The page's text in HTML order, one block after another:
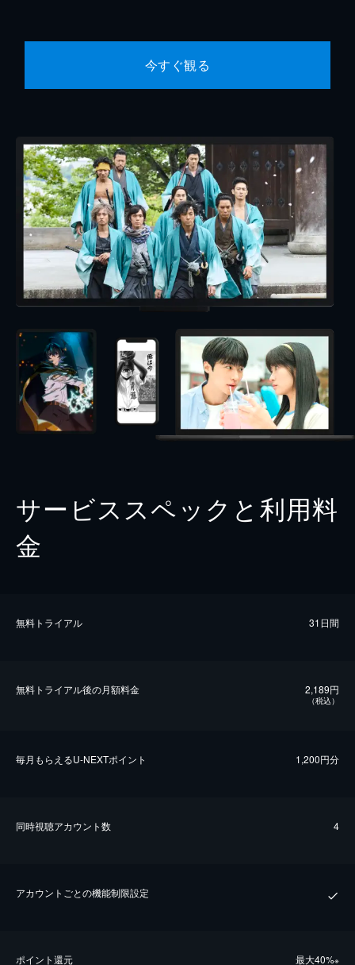
今すぐ観る
サービススペックと利用料
金
無料トライアル 31日間
無料トライアル後の⽉額料金 2,189円
（税込）
毎⽉もらえるU-NEXTポイント 1,200円分
同時視聴アカウント数 4
アカウントごとの機能制限設定
ポイント還元 最⼤40%※